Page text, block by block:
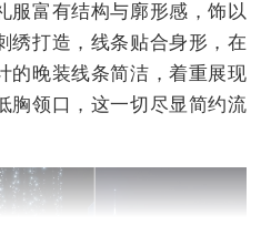
服富有结构与廓形感，饰以
绣打造，线条贴合身形，在
的晚装线条简洁，着重展现
胸领口，这一切尽显简约流